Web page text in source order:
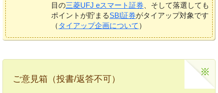
目の三菱UFJ eスマート証券 、そして落選しても
ポイントが貯まるSBI証券がタイアップ対象です
（ タイアップ企画について ）
ご意見箱（投書/返答不可）